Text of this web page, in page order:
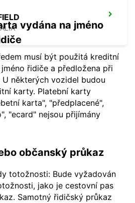
vydána na jméno
musí být použitá kreditní
řidiče a předložena při
některých vozidel budou
karty. Platební karty
karta", "předplacené",
"ecard" nejsou přijímány
občanský průkaz
totožnosti: Bude vyžadován
jako je cestovní pas
Samotný řidičský průkaz